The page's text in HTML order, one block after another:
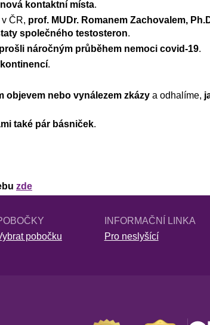
nová kontaktní místa.
ČR, prof. MUDr. Romanem Zachovalem,
společného testosteron.
náročným průběhem nemoci covid-19.
.
objevem nebo vynálezem zkázy a odhalíme,
také pár básniček.
zde
pobočku
INFORMAČNÍ LINKA
Pro neslyšící